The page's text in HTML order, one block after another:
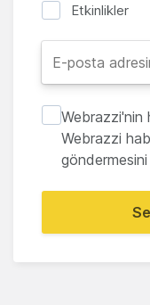
Etkinlikler
Webrazzi'nin
Webrazzi
göndermesini